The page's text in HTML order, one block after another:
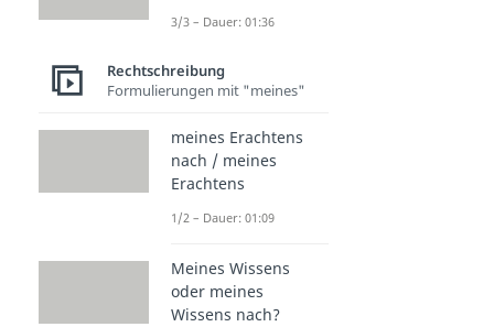
3/3 – Dauer: 01:36
Rechtschreibung
Formulierungen mit "meines"
meines Erachtens
nach / meines
Erachtens
1/2 – Dauer: 01:09
Meines Wissens
oder meines
Wissens nach?